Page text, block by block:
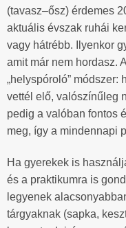
(tavasz–ősz) érdemes
aktuális évszak ruhái
vagy hátrébb. Ilyenkor
amit már nem hordasz.
„helyspóroló”
vettél elő, valószínűleg
pedig a valóban fontos
meg, így a mindennapi
Ha gyerekek is
és a praktikumra is
legyenek
tárgyaknak (sapka,